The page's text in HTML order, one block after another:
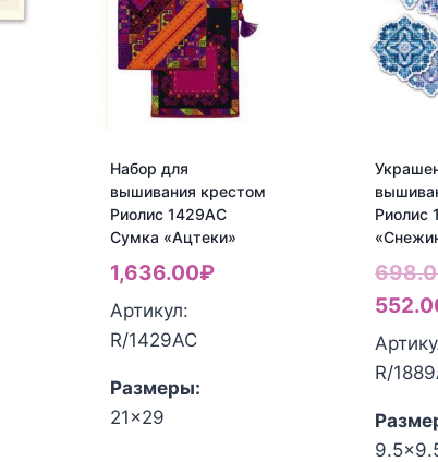
Набор для
вышивания крестом
Риолис 1429АС
Сумка «Ацтеки»
1,636.00₽
Артикул:
R/1429АС
Размеры:
21x29
Риолис
R/